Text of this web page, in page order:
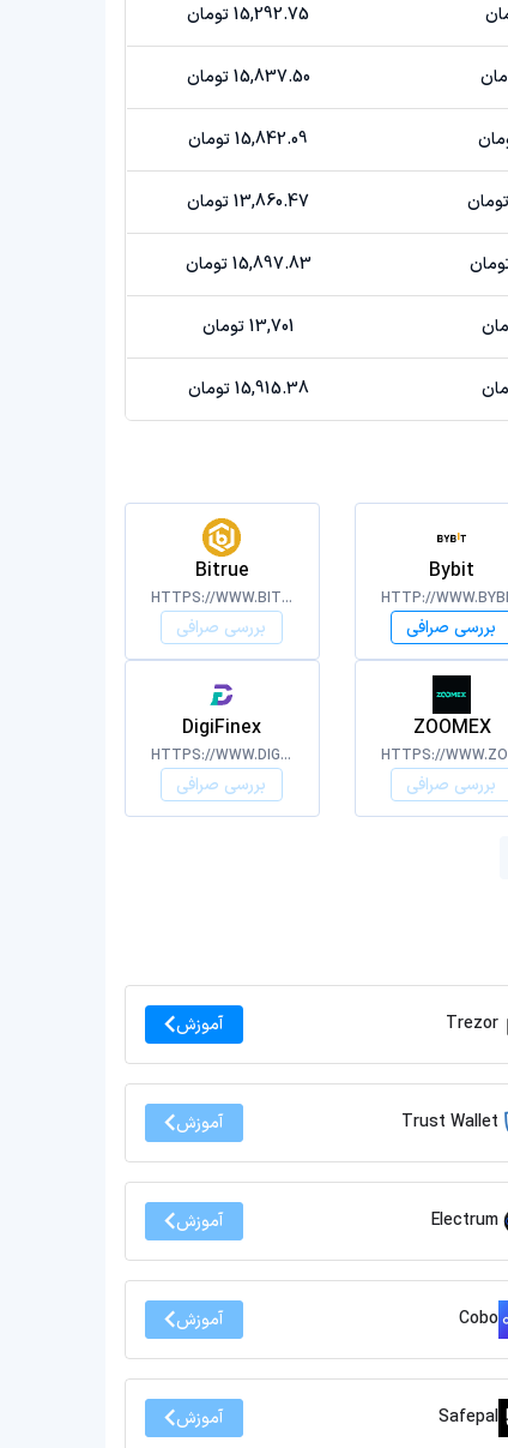
15,292.75 تومان
15,837.50 تومان
15,842.09 تومان
13,860.47 تومان
15,897.83 تومان
13,701 تومان
15,915.38 تومان
Bybit
بررسی صرافی
Bitrue
HTTPS://WWW.BITRUE.COM/
بررسی صرافی
ZOOMEX
بررسی صرافی
DigiFinex
HTTPS://WWW.DIGIFINEX.COM/
بررسی صرافی
Trezor آموزش
Trust Wallet آموزش
Electrum آموزش
Cobo آموزش
Safepal آموزش